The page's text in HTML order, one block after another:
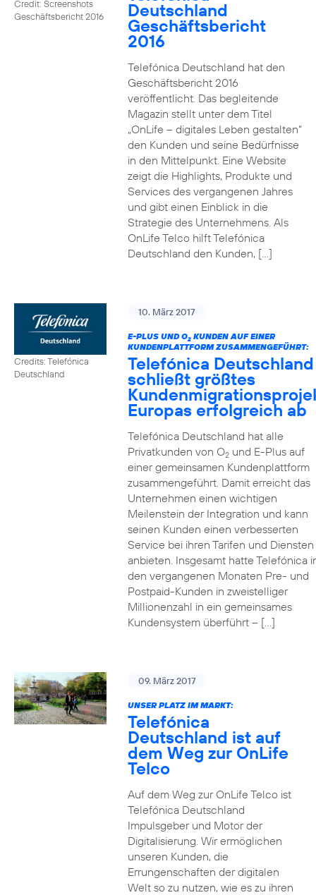
Credit: Screenshots
Geschäftsbericht 2016
Deutschland
Geschäftsbericht
2016
Telefónica Deutschland hat den
Geschäftsbericht 2016
veröffentlicht. Das begleitende
Magazin stellt unter dem Titel
„OnLife – digitales Leben gestalten“
den Kunden und seine Bedürfnisse
in den Mittelpunkt. Eine Website
zeigt die Highlights, Produkte und
Services des vergangenen Jahres
und gibt einen Einblick in die
Strategie des Unternehmens. Als
OnLife Telco hilft Telefónica
Deutschland den Kunden, […]
Credits: Telefónica
Deutschland
10. März 2017
E-PLUS UND O2KUNDEN AUF EINER
KUNDENPLATTFORM ZUSAMMENGEFÜHRT:
Telefónica Deutschland
schließt größtes
Europas erfolgreich ab
Telefónica Deutschland hat alle
Privatkunden von O2und E-Plus auf
einer gemeinsamen Kundenplattform
zusammengeführt. Damit erreicht das
Unternehmen einen wichtigen
Meilenstein der Integration und kann
seinen Kunden einen verbesserten
Service bei ihren Tarifen und Diensten
anbieten. Insgesamt hatte Telefónica
den vergangenen Monaten Pre- und
Postpaid-Kunden in zweistelliger
Millionenzahl in ein gemeinsames
Kundensystem überführt – […]
09. März 2017
UNSER PLATZ IM MARKT:
Telefónica
Deutschland ist auf
dem Weg zur OnLife
Telco
Auf dem Weg zur OnLife Telco ist
Telefónica Deutschland
Impulsgeber und Motor der
Digitalisierung. Wir ermöglichen
unseren Kunden, die
Errungenschaften der digitalen
Welt so zu nutzen, wie es zu ihren